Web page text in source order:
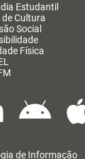
Estudantil
de Cultura
Social
Física
de Informação